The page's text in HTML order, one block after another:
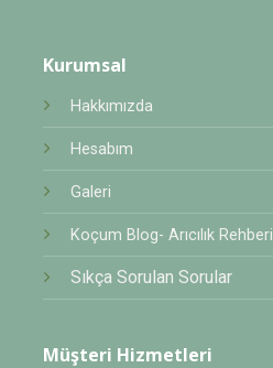
Kurumsal
Hakkımızda
Hesabım
Galeri
Koçum Blog- Arıcılık Rehberi
Sıkça Sorulan Sorular
Müşteri Hizmetleri